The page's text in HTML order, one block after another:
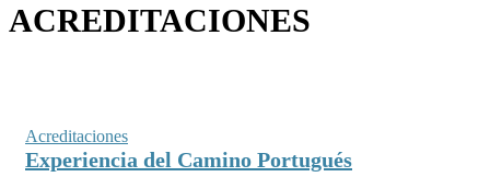
ACREDITACIONES
Acreditaciones
Experiencia del Camino Portugués